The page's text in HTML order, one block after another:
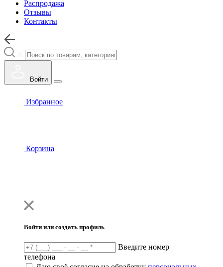
Распродажа
Отзывы
Контакты
Войти
Избранное
Корзина
Войти или создать профиль
Введите номер
телефона